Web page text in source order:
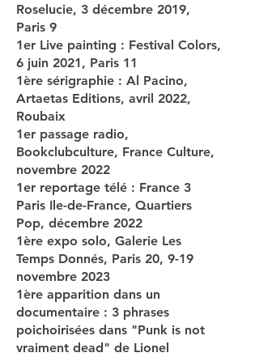
Roselucie, 3 décembre 2019,
Paris 9
1er Live painting : Festival Colors,
6 juin 2021, Paris 11
1ère sérigraphie : Al Pacino,
Artaetas Editions, avril 2022,
Roubaix
1er passage radio,
Bookclubculture, France Culture,
novembre 2022
1er reportage télé : France 3
Paris Ile-de-France, Quartiers
Pop, décembre 2022
1ère expo solo, Galerie Les
Temps Donnés, Paris 20, 9-19
novembre 2023
1ère apparition dans un
documentaire : 3 phrases
poichoirisées dans "Punk is not
vraiment dead" de Lionel